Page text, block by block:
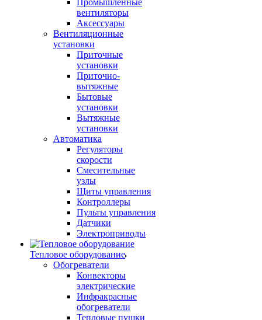
Промышленные
вентиляторы
Аксессуары
Вентиляционные
установки
Приточные
установки
Приточно-
вытяжные
Бытовые
установки
Вытяжные
установки
Автоматика
Регуляторы
скорости
Смесительные
узлы
Щиты управления
Контроллеры
Пульты управления
Датчики
Электроприводы
Тепловое оборудование
Обогреватели
Конвекторы
электрические
Инфракрасные
обогреватели
Тепловые пушки